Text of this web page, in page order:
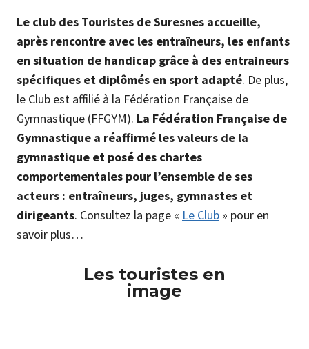
Le club des Touristes de Suresnes accueille,
après rencontre avec les entraîneurs, les enfants
en situation de handicap grâce à des entraineurs
spécifiques et diplômés en sport adapté. De plus,
le Club est affilié à la Fédération Française de
Gymnastique (FFGYM). La Fédération Française de
Gymnastique a réaffirmé les valeurs de la
gymnastique et posé des chartes
comportementales pour l’ensemble de ses
acteurs : entraîneurs, juges, gymnastes et
dirigeants. Consultez la page « Le Club » pour en
savoir plus…
Les touristes en
image